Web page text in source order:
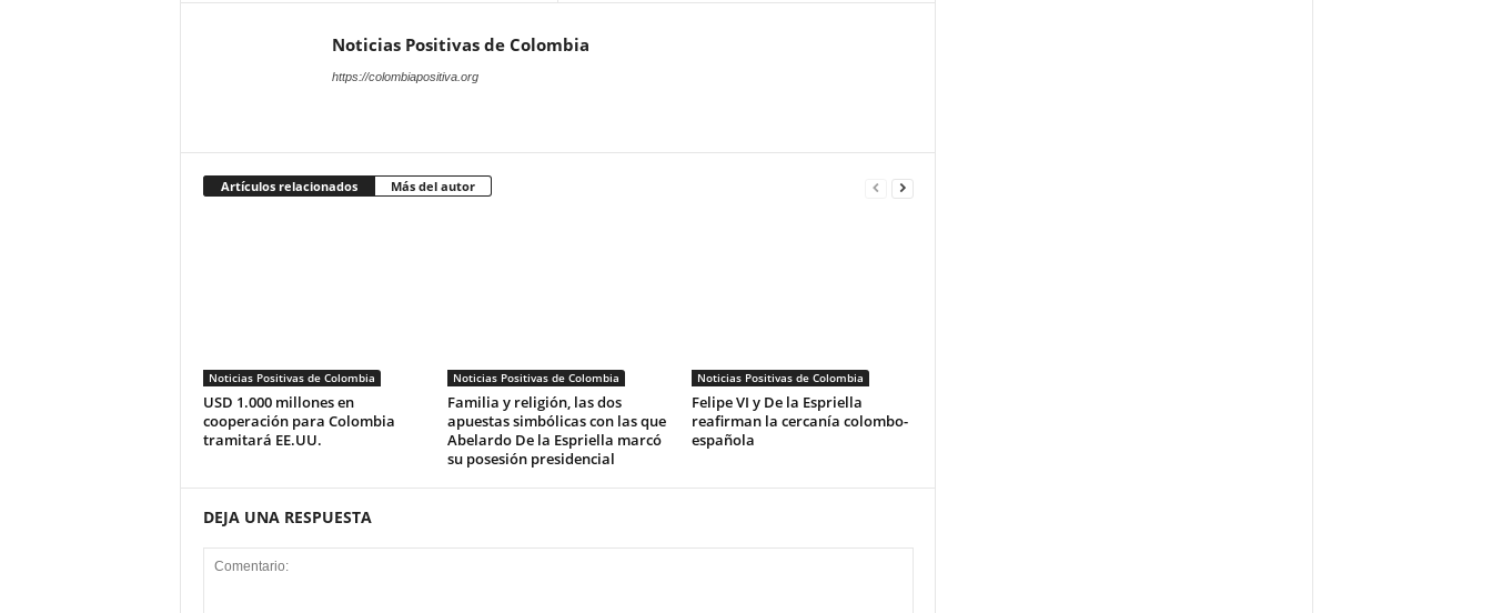
Noticias Positivas de Colombia
https://colombiapositiva.org
Artículos relacionados Más del autor
Noticias Positivas de Colombia
USD 1.000 millones en
cooperación para Colombia
tramitará EE.UU.
Noticias Positivas de Colombia
Familia y religión, las dos
apuestas simbólicas con las que
Abelardo De la Espriella marcó
su posesión presidencial
Noticias Positivas de Colombia
Felipe VI y De la Espriella
reafirman la cercanía colombo-
española
DEJA UNA RESPUESTA